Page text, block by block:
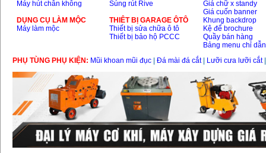
Máy hút chân không
DỤNG CỤ LÀM MỘC
Máy làm mộc
Súng rút Rive
THIÊT BỊ GARAGE ÔTÔ
Thiết bị sửa chữa ô tô
Thiết bị bảo hộ PCCC
Giá chữ x standy
Giá cuốn banner
Khung backdrop
Kệ để brochure
Quầy bán hàng
Bảng menu chỉ dẫn
PHỤ TÙNG PHỤ KIỆN: Mũi khoan mũi đục Đá mài đá cắt| Lưỡi cưa lưỡi cắt